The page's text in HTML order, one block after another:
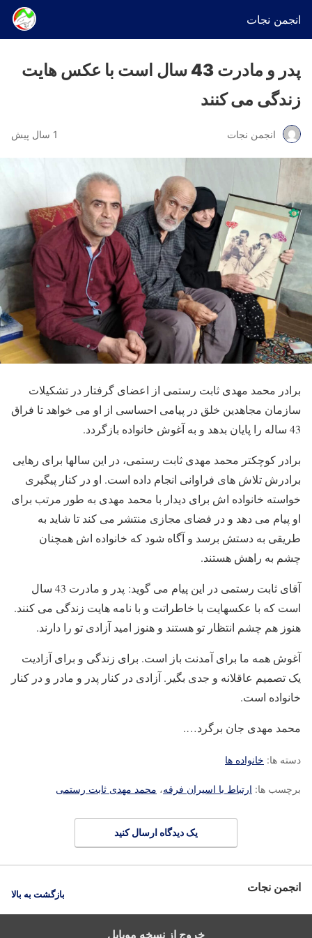
انجمن نجات
پدر و مادرت 43 سال است با عکس هایت
زندگی می کنند
انجمن نجات 1 سال پیش
برادر محمد مهدی ثابت رستمی از اعضای گرفتار در تشکیلات
سازمان مجاهدین خلق در پیامی احساسی از او می خواهد تا فراق
43 ساله را پایان بدهد و به آغوش خانواده بازگردد.
برادر کوچکتر محمد مهدی ثابت رستمی، در این سالها برای رهایی
برادرش تلاش های فراوانی انجام داده است. او در کنار پیگیری
خواسته خانواده اش برای دیدار با محمد مهدی به طور مرتب برای
او پیام می دهد و در فضای مجازی منتشر می کند تا شاید به
طریقی به دستش برسد و آگاه شود که خانواده اش همچنان
چشم به راهش هستند.
آقای ثابت رستمی در این پیام می گوید: پدر و مادرت 43 سال
است که با عکسهایت با خاطراتت و با نامه هایت زندگی می کنند.
هنوز هم چشم انتظار تو هستند و هنوز امید آزادی تو را دارند.
آغوش همه ما برای آمدنت باز است. برای زندگی و برای آزادیت
یک تصمیم عاقلانه و جدی بگیر. آزادی در کنار پدر و مادر و در کنار
خانواده است.
محمد مهدی جان برگرد….
دسته ها: خانواده ها
برچسب ها: ارتباط با اسیران فرقه، محمد مهدی ثابت رستمی
یک دیدگاه ارسال کنید
انجمن نجات بازگشت به بالا
خروج از نسخه موبایل